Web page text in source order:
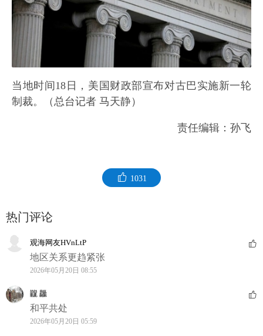
当地时间18日，美国财政部宣布对古巴实施新一轮
制裁。（总台记者 马天静）
责任编辑：孙飞
1031
热门评论
观海网友HVnLtP
地区关系更趋紧张
2026年05月20日 08:55
龖 龘
和平共处
2026年05月20日 05:59